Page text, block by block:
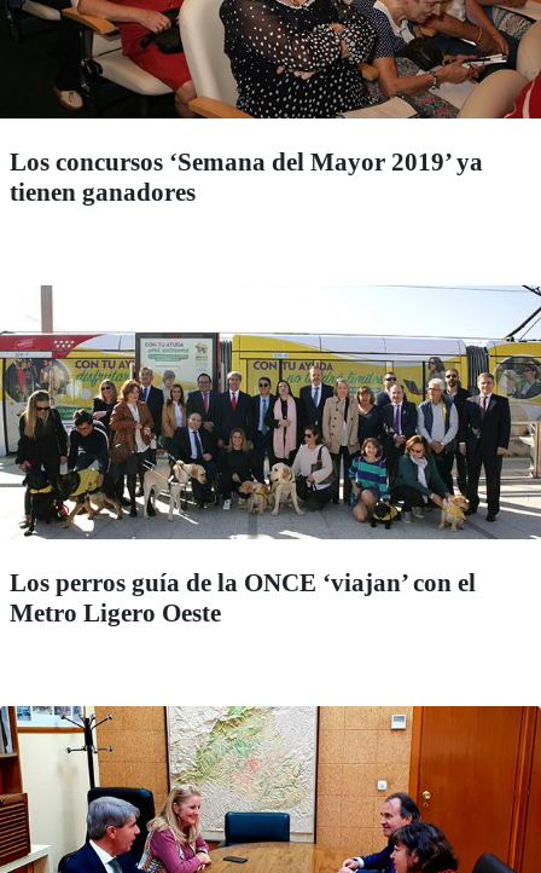
Los concursos ‘Semana del Mayor 2019’ ya
tienen ganadores
Los perros guía de la ONCE ‘viajan’ con el
Metro Ligero Oeste